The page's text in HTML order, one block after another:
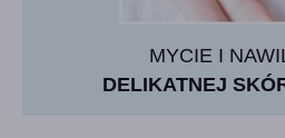
MYCIE I
DELIKATNEJ